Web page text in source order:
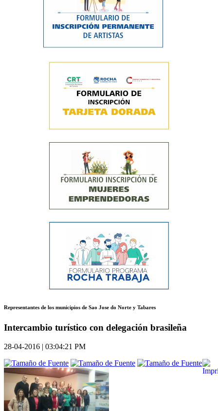
Representantes de los municipios de Sao Jose do Norte y Tabares
Intercambio turístico con delegación brasileña
28-04-2016 | 03:04:21 PM